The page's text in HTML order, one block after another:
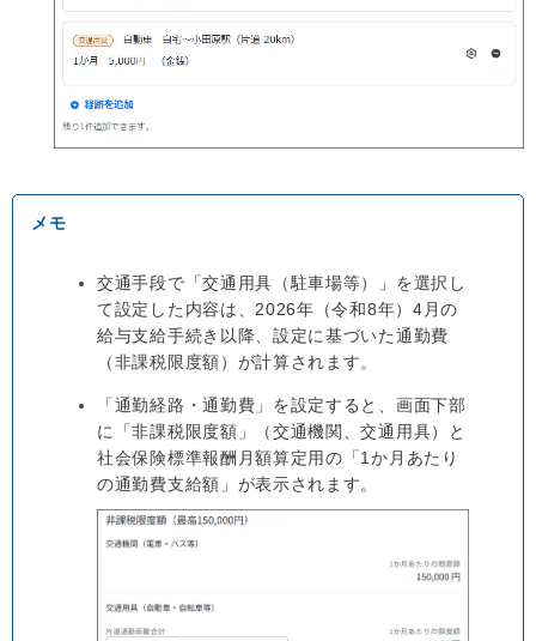
交通手段で「交通用具（駐車場等）」を選択し
て設定した内容は、2026年（令和8年）4月の
給与支給手続き以降、設定に基づいた通勤費
（非課税限度額）が計算されます。
「通勤経路・通勤費」を設定すると、画面下部
に「非課税限度額」（交通機関、交通用具）と
社会保険標準報酬月額算定用の「1か月あたり
の通勤費支給額」が表示されます。